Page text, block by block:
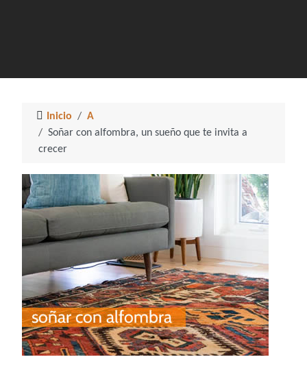
Inicio
A
Soñar con alfombra, un sueño que te invita a
crecer